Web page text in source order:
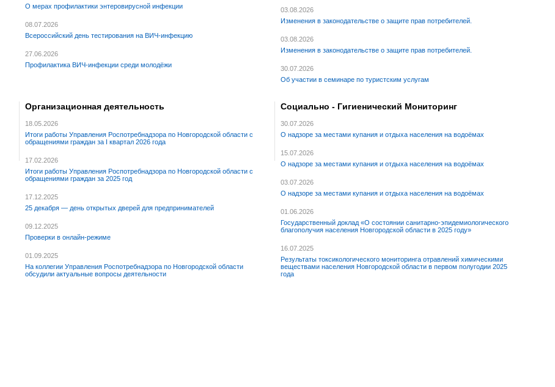
О мерах профилактики энтеровирусной инфекции
08.07.2026
Всероссийский день тестирования на ВИЧ-инфекцию
27.06.2026
Профилактика ВИЧ-инфекции среди молодёжи
03.08.2026
Изменения в законодательстве о защите прав потребителей.
03.08.2026
Изменения в законодательстве о защите прав потребителей.
30.07.2026
Об участии в семинаре по туристским услугам
Организационная деятельность
18.05.2026
Итоги работы Управления Роспотребнадзора по Новгородской области с
обращениями граждан за I квартал 2026 года
17.02.2026
Итоги работы Управления Роспотребнадзора по Новгородской области с
обращениями граждан за 2025 год
17.12.2025
25 декабря — день открытых дверей для предпринимателей
09.12.2025
Проверки в онлайн-режиме
01.09.2025
На коллегии Управления Роспотребнадзора по Новгородской области
обсудили актуальные вопросы деятельности
Социально - Гигиенический Мониторинг
30.07.2026
О надзоре за местами купания и отдыха населения на водоёмах
15.07.2026
О надзоре за местами купания и отдыха населения на водоёмах
03.07.2026
О надзоре за местами купания и отдыха населения на водоёмах
01.06.2026
Государственный доклад «О состоянии санитарно-эпидемиологического
благополучия населения Новгородской области в 2025 году»
16.07.2025
Результаты токсикологического мониторинга отравлений химическими
веществами населения Новгородской области в первом полугодии 2025
года